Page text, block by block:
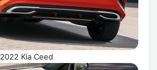
2022 Kia Ceed